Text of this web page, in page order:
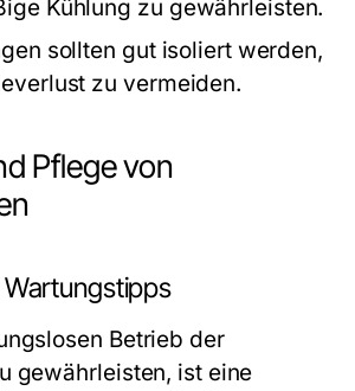
Kühlung zu gewährleisten.
sollten gut isoliert werden,
zu vermeiden.
Pflege von
Betrieb der
gewährleisten, ist eine